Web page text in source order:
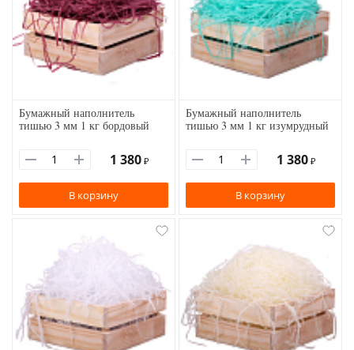
Бумажный наполнитель
тишью 3 мм 1 кг бордовый
1 380 ₽
В корзину
Бумажный наполнитель
тишью 3 мм 1 кг изумрудный
1 380 ₽
В корзину